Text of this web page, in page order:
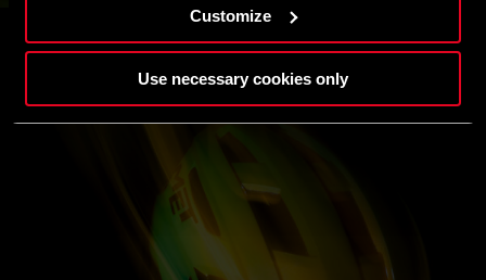
Customize
Use necessary cookies only